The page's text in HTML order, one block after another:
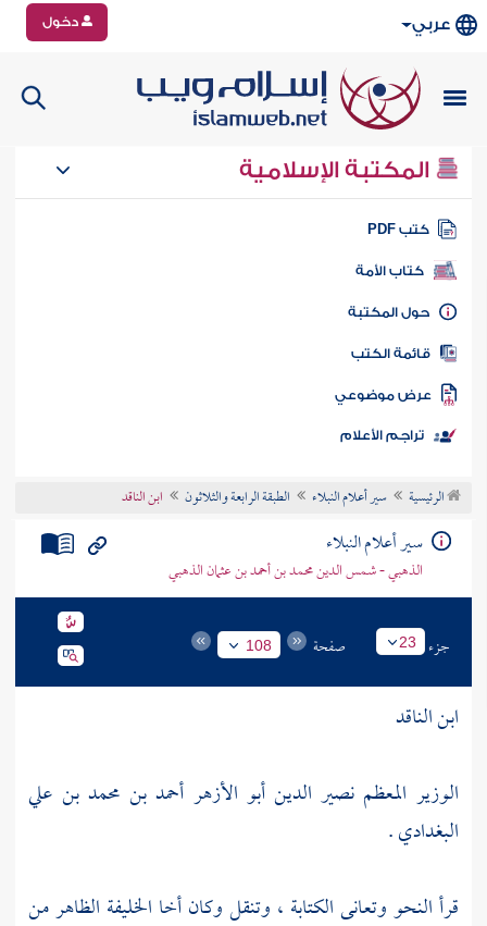
عربي دخول
المكتبة الإسلامية
كتب PDF
كتاب الأمة
المكتبة
الكتب
موضوعي
تراجم الأعلام
الرئيسية سير أعلام النبلاء الطبقة الرابعة والثلاثون ابن الناقد
سير أعلام النبلاء
الذهبي - شمس الدين محمد بن أحمد بن عثمان الذهبي
جزء 23 صفحة 108
ابن الناقد
الوزير المعظم نصير الدين أبو الأزهر أحمد بن محمد بن علي
البغدادي .
قرأ النحو وتعانى الكتابة ، وتنقل وكان أخا الخليفة الظاهرمن